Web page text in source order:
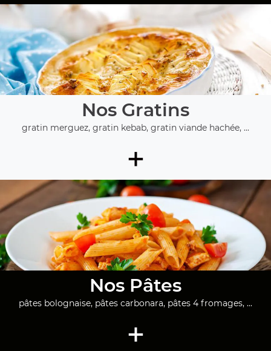
Nos Gratins
gratin merguez, gratin kebab, gratin viande hachée, ...
+
Nos Pâtes
pâtes bolognaise, pâtes carbonara, pâtes 4 fromages, ...
+